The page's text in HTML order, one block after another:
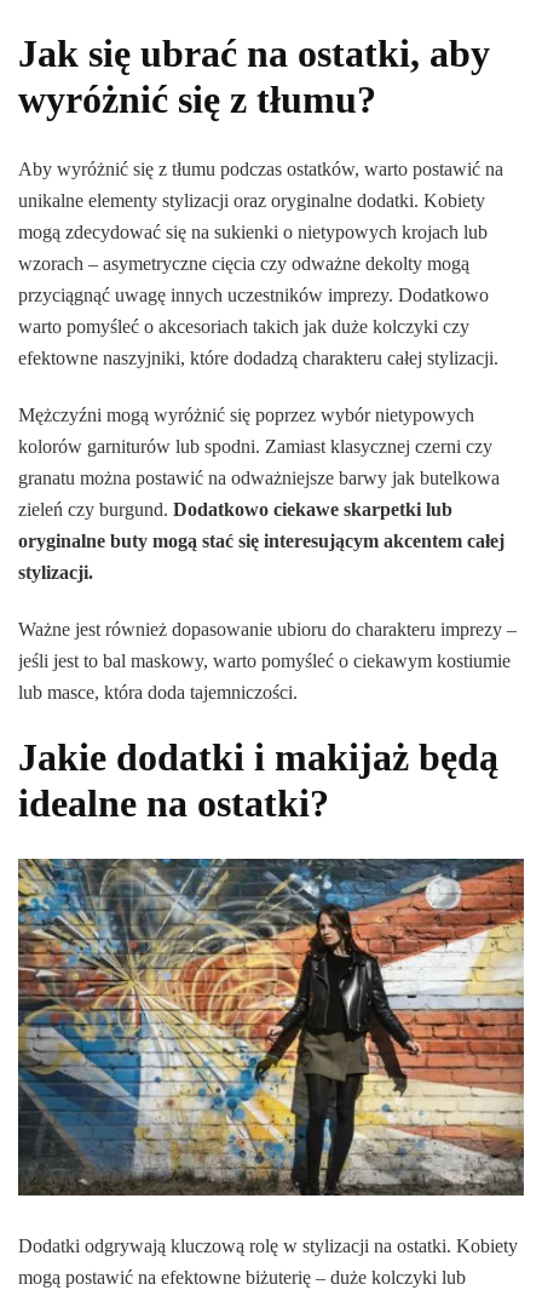
Jak się ubrać na ostatki, aby
wyróżnić się z tłumu?
Aby wyróżnić się z tłumu podczas ostatków, warto postawić na
unikalne elementy stylizacji oraz oryginalne dodatki. Kobiety
mogą zdecydować się na sukienki o nietypowych krojach lub
wzorach – asymetryczne cięcia czy odważne dekolty mogą
przyciągnąć uwagę innych uczestników imprezy. Dodatkowo
warto pomyśleć o akcesoriach takich jak duże kolczyki czy
efektowne naszyjniki, które dodadzą charakteru całej stylizacji.
Mężczyźni mogą wyróżnić się poprzez wybór nietypowych
kolorów garniturów lub spodni. Zamiast klasycznej czerni czy
granatu można postawić na odważniejsze barwy jak butelkowa
zieleń czy burgund. Dodatkowo ciekawe skarpetki lub
oryginalne buty mogą stać się interesującym akcentem całej
stylizacji.
Ważne jest również dopasowanie ubioru do charakteru imprezy –
jeśli jest to bal maskowy, warto pomyśleć o ciekawym kostiumie
lub masce, która doda tajemniczości.
Jakie dodatki i makijaż będą
idealne na ostatki?
Dodatki odgrywają kluczową rolę w stylizacji na ostatki. Kobiety
mogą postawić na efektowne biżuterię – duże kolczyki lub